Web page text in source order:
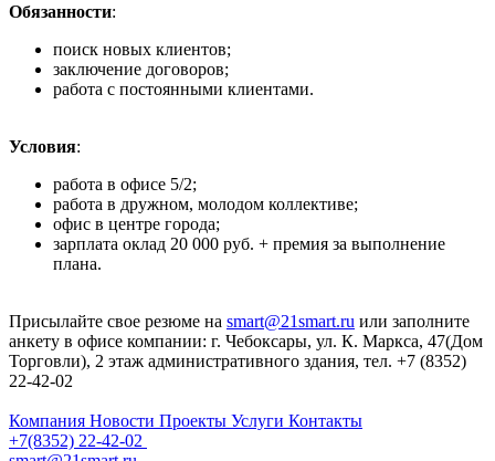
Обязанности:
поиск новых клиентов;
заключение договоров;
работа с постоянными клиентами.
Условия:
работа в офисе 5/2;
работа в дружном, молодом коллективе;
офис в центре города;
зарплата оклад 20 000 руб. + премия за выполнение
плана.
Присылайте свое резюме на smart@21smart.ru или заполните
анкету в офисе компании: г. Чебоксары, ул. К. Маркса, 47(Дом
Торговли), 2 этаж административного здания, тел. +7 (8352)
22-42-02
Компания Новости Проекты Услуги Контакты
+7(8352) 22-42-02